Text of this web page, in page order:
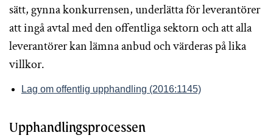
sätt, gynna konkurrensen, underlätta för leverantörer
att ingå avtal med den offentliga sektorn och att alla
leverantörer kan lämna anbud och värderas på lika
villkor.
Lag om offentlig upphandling (2016:1145)
Upphandlingsprocessen